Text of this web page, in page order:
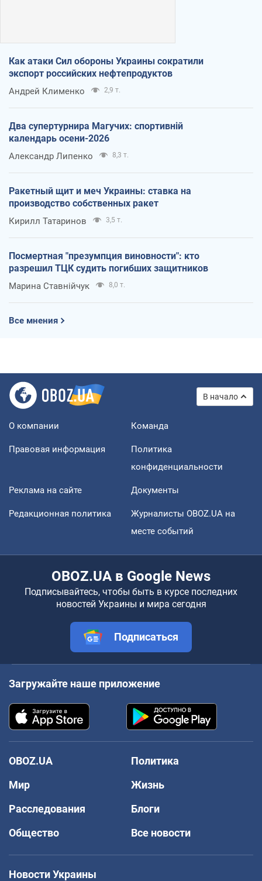
Как атаки Сил обороны Украины сократили
экспорт российских нефтепродуктов
Андрей Клименко 2,9 т.
Два супертурнира Магучих: спортивній
календарь осени-2026
Александр Липенко 8,3 т.
Ракетный щит и меч Украины: ставка на
производство собственных ракет
Кирилл Татаринов 3,5 т.
Посмертная "презумпция виновности": кто
разрешил ТЦК судить погибших защитников
Марина Ставнійчук 8,0 т.
Все мнения
В начало
О компании Команда
Правовая информация
Политика
конфиденциальности
Реклама на сайте Документы
Редакционная политика
Журналисты OBOZ.UA на
месте событий
OBOZ.UA в Google News
Подписывайтесь, чтобы быть в курсе последних
новостей Украины и мира сегодня
Подписаться
Загружайте наше приложение
OBOZ.UA
Политика
Мир
Жизнь
Расследования
Блоги
Общество
Все новости
Новости Украины